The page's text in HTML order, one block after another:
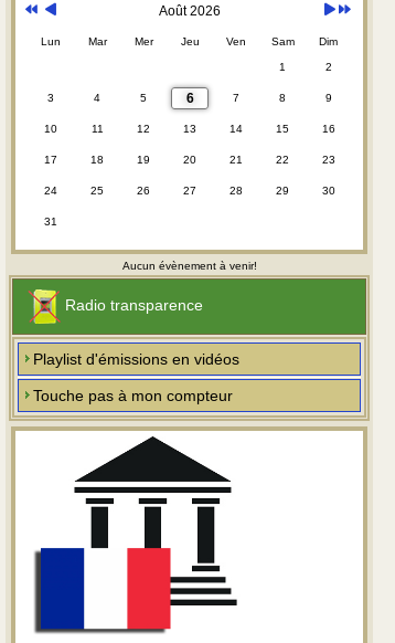
Août 2026
Lun Mar Mer Jeu Ven Sam Dim
1 2
3 4 5 6 7 8 9
10 11 12 13 14 15 16
17 18 19 20 21 22 23
24 25 26 27 28 29 30
31
Aucun évènement à venir!
Radio transparence
Playlist d'émissions en vidéos
Touche pas à mon compteur